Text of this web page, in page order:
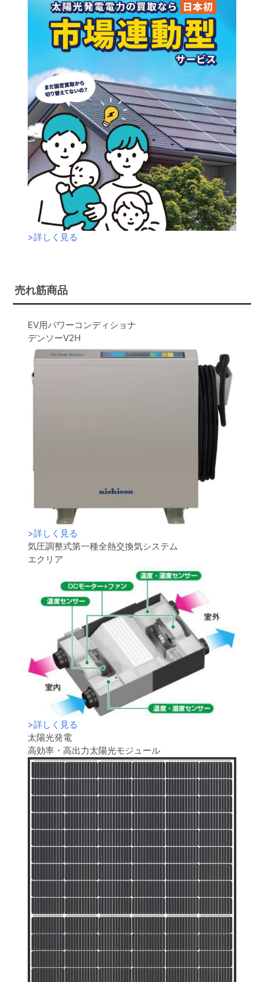
>詳しく見る
売れ筋商品
EV用パワーコンディショナ
デンソーV2H
>詳しく見る
気圧調整式第一種全熱交換気システム
エクリア
>詳しく見る
太陽光発電
高効率・高出力太陽光モジュール